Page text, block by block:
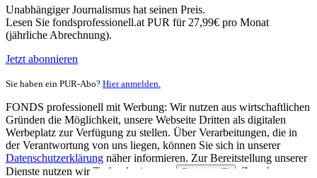
Unabhängiger Journalismus hat seinen Preis.
Lesen Sie fondsprofessionell.at PUR für 27,99€ pro Monat
(jährliche Abrechnung).
Jetzt abonnieren
Sie haben ein PUR-Abo? Hier anmelden.
FONDS professionell mit Werbung: Wir nutzen aus wirtschaftlichen
Gründen die Möglichkeit, unsere Webseite Dritten als digitalen
Werbeplatz zur Verfügung zu stellen. Über Verarbeitungen, die in
der Verantwortung von uns liegen, können Sie sich in unserer
Datenschutzerklärung näher informieren. Zur Bereitstellung unserer
Dienste nutzen wir Technologien von
Partnern (5)
. Zwecke: